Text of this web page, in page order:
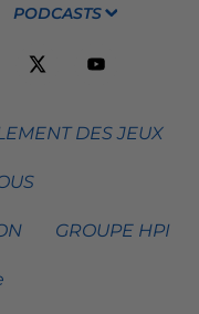
PODCASTS
DES JEUX
GROUPE HPI